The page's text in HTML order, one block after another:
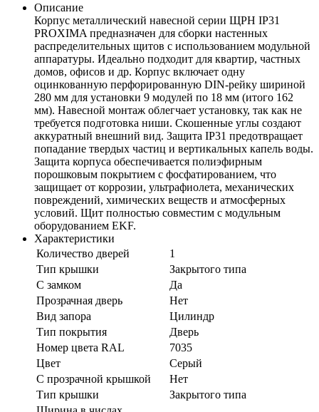
Описание
Корпус металлический навесной серии ЩРН IP31
PROXIMA предназначен для сборки настенных
распределительных щитов с использованием модульной
аппаратуры. Идеально подходит для квартир, частных
домов, офисов и др. Корпус включает одну
оцинкованную перфорированную DIN-рейку шириной
280 мм для установки 9 модулей по 18 мм (итого 162
мм). Навесной монтаж облегчает установку, так как не
требуется подготовка ниши. Скошенные углы создают
аккуратный внешний вид. Защита IP31 предотвращает
попадание твердых частиц и вертикальных капель воды.
Защита корпуса обеспечивается полиэфирным
порошковым покрытием с фосфатированием, что
защищает от коррозии, ультрафиолета, механических
повреждений, химических веществ и атмосферных
условий. Щит полностью совместим с модульным
оборудованием EKF.
Характеристики
Количество дверей
1
Тип крышки
Закрытого типа
С замком
Да
Прозрачная дверь
Нет
Вид запора
Цилиндр
Тип покрытия
Дверь
Номер цвета RAL
7035
Цвет
Серый
С прозрачной крышкой
Нет
Тип крышки
Закрытого типа